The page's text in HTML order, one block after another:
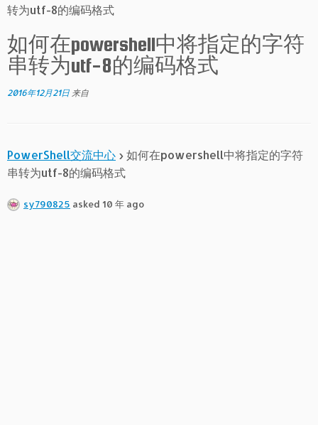
转为utf-8的编码格式
如何在powershell中将指定的字符
串转为utf-8的编码格式
2016年12月21日 来自
PowerShell交流中心 › 如何在powershell中将指定的字符
串转为utf-8的编码格式
sy790825 asked 10 年 ago